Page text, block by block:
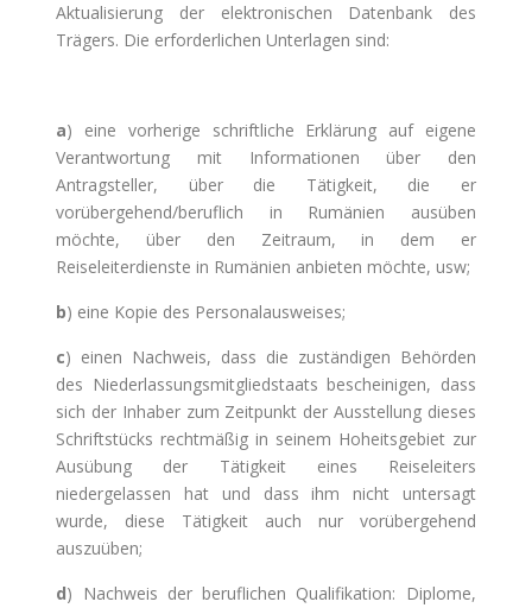
Aktualisierung der elektronischen Datenbank des
Trägers. Die erforderlichen Unterlagen sind:
a) eine vorherige schriftliche Erklärung auf eigene
Verantwortung mit Informationen über den
Antragsteller, über die Tätigkeit, die er
vorübergehend/beruflich in Rumänien ausüben
möchte, über den Zeitraum, in dem er
Reiseleiterdienste in Rumänien anbieten möchte, usw;
b) eine Kopie des Personalausweises;
c) einen Nachweis, dass die zuständigen Behörden
des Niederlassungsmitgliedstaats bescheinigen, dass
sich der Inhaber zum Zeitpunkt der Ausstellung dieses
Schriftstücks rechtmäßig in seinem Hoheitsgebiet zur
Ausübung der Tätigkeit eines Reiseleiters
niedergelassen hat und dass ihm nicht untersagt
wurde, diese Tätigkeit auch nur vorübergehend
auszuüben;
d) Nachweis der beruflichen Qualifikation: Diplome,